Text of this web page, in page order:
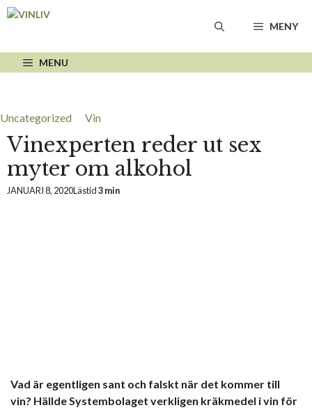
Hoppa
MENY
MENU
Uncategorized Vin
Vinexperten reder ut sex
myter om alkohol
JANUARI 8, 2020Lästid3 min
Vad är egentligen sant och falskt när det kommer till
vin? Hällde Systembolaget verkligen kräkmedel i vin för